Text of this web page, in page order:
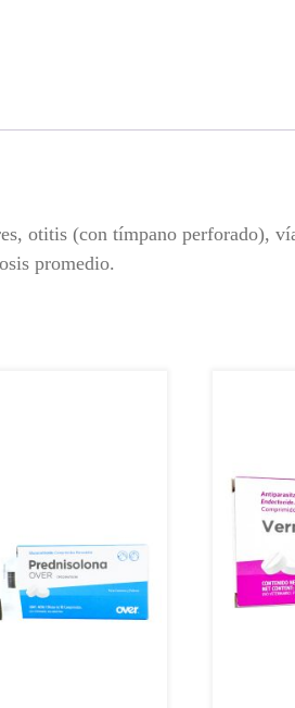
otitis (con tímpano perforado),
promedio.